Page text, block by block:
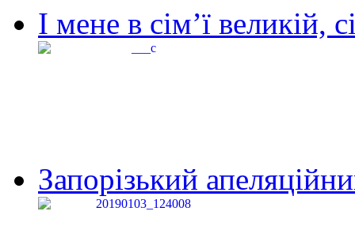
І мене в сім’ї великій,
Запорізький